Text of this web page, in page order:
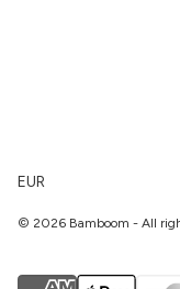
EUR
© 2026 Bamboom - All